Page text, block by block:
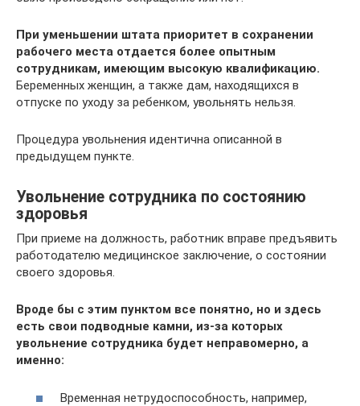
При уменьшении штата приоритет в сохранении
рабочего места отдается более опытным
сотрудникам, имеющим высокую квалификацию.
Беременных женщин, а также дам, находящихся в
отпуске по уходу за ребенком, увольнять нельзя.
Процедура увольнения идентична описанной в
предыдущем пункте.
Увольнение сотрудника по состоянию
здоровья
При приеме на должность, работник вправе предъявить
работодателю медицинское заключение, о состоянии
своего здоровья.
Вроде бы с этим пунктом все понятно, но и здесь
есть свои подводные камни, из-за которых
увольнение сотрудника будет неправомерно, а
именно:
Временная нетрудоспособность, например,